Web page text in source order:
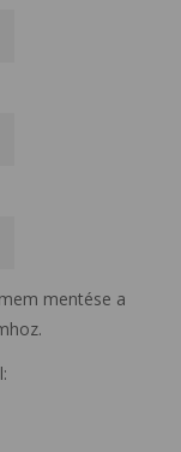
mentése a